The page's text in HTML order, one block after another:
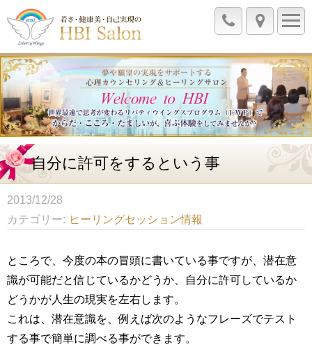
自分に許可をするという事
2013/12/28
カテゴリー
ヒーリングセッション情報
ところで、今度の本の冒頭に書いている事ですが、潜在意
識が可能だと信じているかどうか、自分に許可しているか
どうかが人生の現実を左右します。
これは、潜在意識を、例えば次のようなフレーズでテスト
する事で簡単に調べる事ができます。